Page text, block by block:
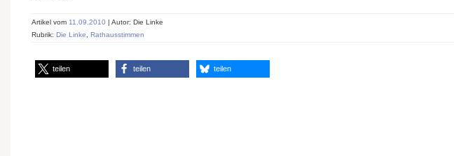
Artikel vom 11.09.2010 | Autor: Die Linke
Rubrik: Die Linke Rathausstimmen
teilen teilen teilen